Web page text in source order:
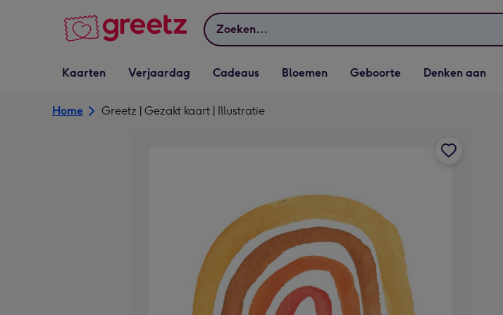
Zoeken
Vervolgkeuzelijst
Kaarten openen
Kaarten
Vervolgkeuzelijst
Verjaardag openen
Verjaardag
Vervolgkeuzelijst
Cadeaus openen
Cadeaus
Vervolgkeuzelijst
Bloemen openen
Bloemen
Vervolgkeuzelijst
Geboorte openen
Geboorte
Vervolgkeuzelijst
Denken aan openen
Denken aan
Home Greetz | Gezakt kaart | Illustratie